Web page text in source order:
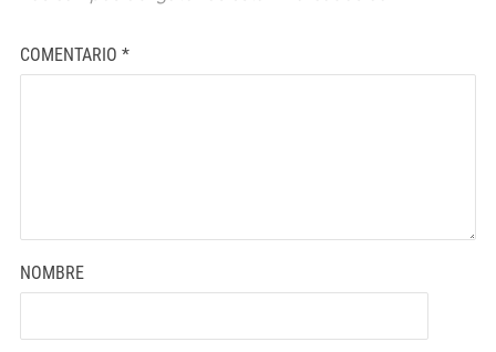
COMENTARIO *
NOMBRE